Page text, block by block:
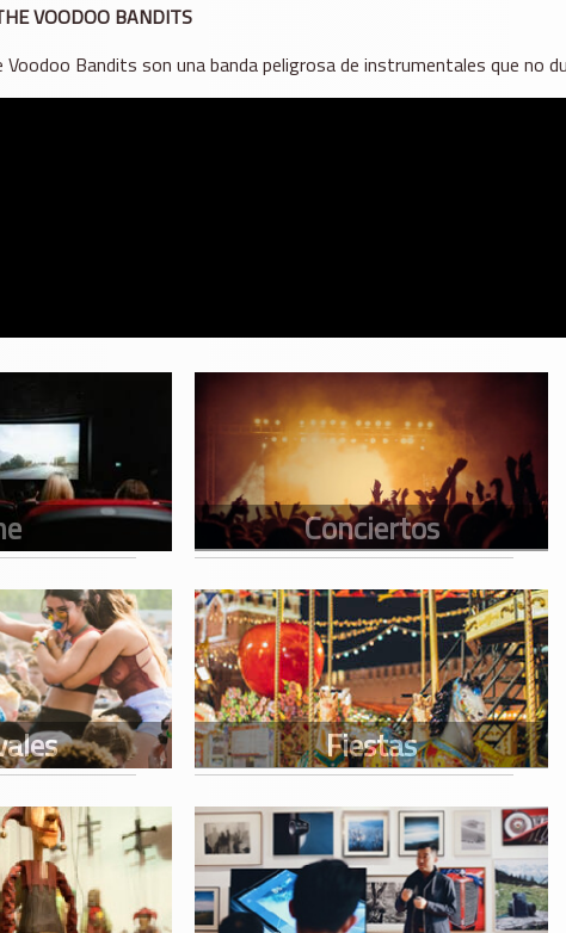
VOODOO BANDITS
Bandits son una banda peligrosa de instrumentales que no